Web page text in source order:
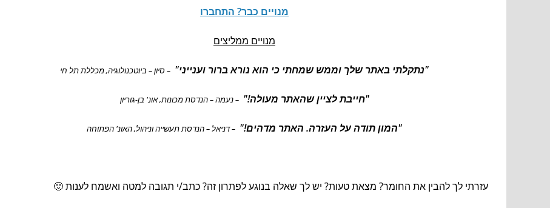
מנויים כבר? התחברו
מנויים ממליצים
"נתקלתי באתר שלך וממש שמחתי כי הוא נורא ברור וענייני" – סיון – ביוטכנולוגיה, מכללת תל חי
"חייבת לציין שהאתר מעולה!" – נעמה – הנדסת מכונות, אונ' בן-גוריון
"המון תודה על העזרה. האתר מדהים!" – דניאל – הנדסת תעשייה וניהול, האונ' הפתוחה
עזרתי לך להבין את החומר? מצאת טעות? יש לך שאלה בנוגע לפתרון זה? כתב/י תגובה למטה ואשמח לענות 🙂